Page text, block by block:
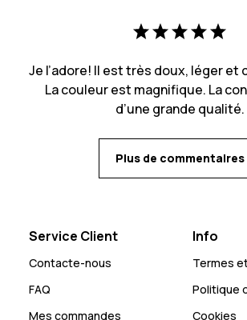
Je l’adore! Il est très doux, léger et
La couleur est magnifique. La
d’une grande qualité.
Plus de commentaires
Service Client
Contacte-nous
FAQ
Mes commandes
Info
Termes
Politique
Cookies